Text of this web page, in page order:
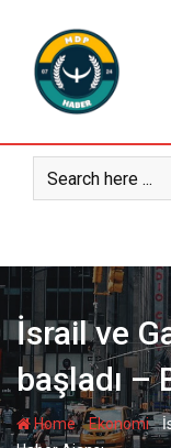
content
İsrail ve
başladı –
Home-Ekonomi-